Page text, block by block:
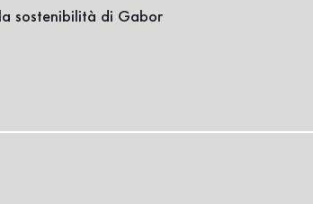
sostenibilità di Gabor